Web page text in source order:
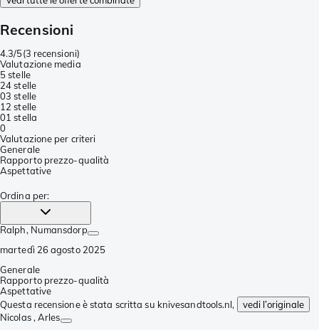
Recensioni
4.3/5(3 recensioni)
Valutazione media
5 stelle
24 stelle
03 stelle
1 2 stelle
01 stella
0
Valutazione per criteri
Generale
Rapporto prezzo-qualità
Aspettative
Ordina per:
Ralph, Numansdorp
martedì 26 agosto 2025
Generale
Rapporto prezzo-qualità
Aspettative
Questa recensione è stata scritta su knivesandtools.nl,
vedi l’originale
Nicolas , Arles